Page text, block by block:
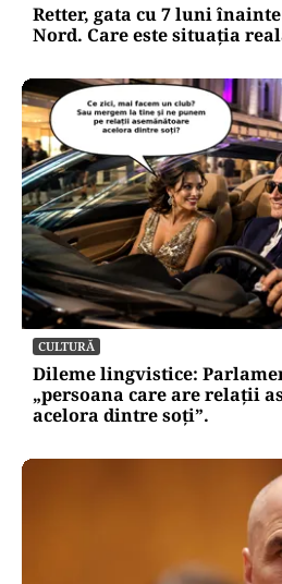
Retter, gata cu 7 luni
Nord. Care este situația
CULTURĂ
Dileme lingvistice:
„persoana care are relații
acelora dintre soți”.